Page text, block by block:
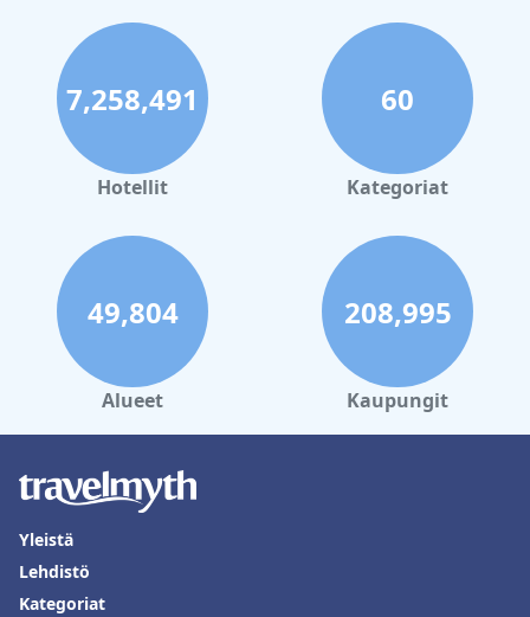
7,258,491
Hotellit
60
Kategoriat
49,804
Alueet
208,995
Kaupungit
Yleistä
Lehdistö
Kategoriat